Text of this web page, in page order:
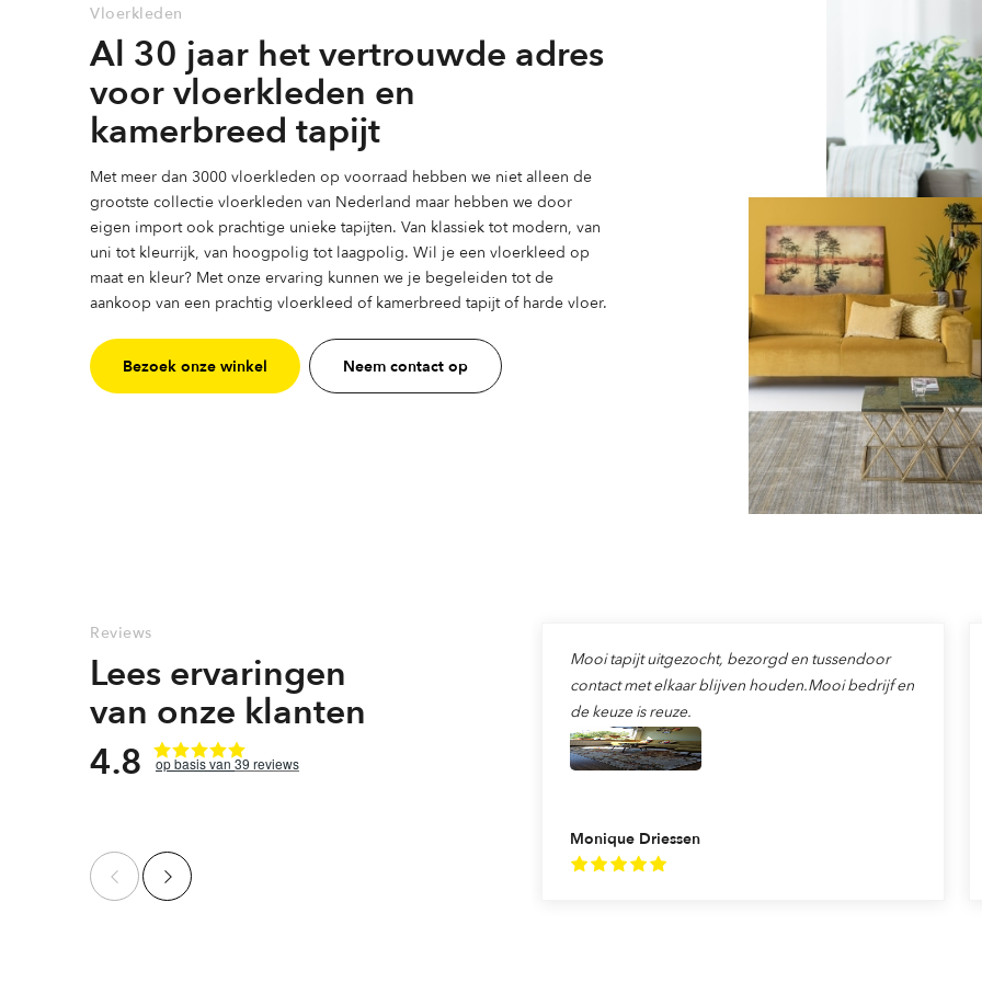
worden
op
de
productpagina
de
Vloerkleden
Al 30 jaar het vertrouwde adres
voor vloerkleden en
kamerbreed tapijt
Met meer dan 3000 vloerkleden op voorraad hebben we niet alleen de
grootste collectie vloerkleden van Nederland maar hebben we door
eigen import ook prachtige unieke tapijten. Van klassiek tot modern, van
uni tot kleurrijk, van hoogpolig tot laagpolig. Wil je een vloerkleed op
maat en kleur? Met onze ervaring kunnen we je begeleiden tot de
aankoop van een prachtig vloerkleed of kamerbreed tapijt of harde vloer.
Bezoek onze winkel Neem contact op
Reviews
Lees ervaringen
van onze klanten
4.8
39 reviews
Monique Driessen
Mooi tapijt uitgezocht, bezorgd en tussendoor
contact met elkaar blijven houden.Mooi bedrijf en
de keuze is reuze.